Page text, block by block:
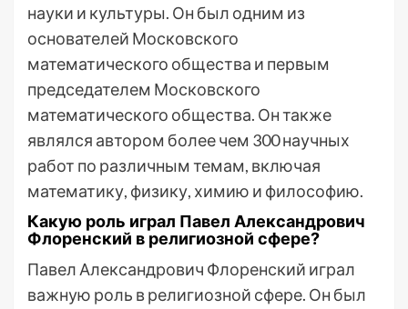
науки и культуры. Он был одним из
основателей Московского
математического общества и первым
председателем Московского
математического общества. Он также
являлся автором более чем 300 научных
работ по различным темам, включая
математику, физику, химию и философию.
Какую роль играл Павел Александрович
Флоренский в религиозной сфере?
Павел Александрович Флоренский играл
важную роль в религиозной сфере. Он был